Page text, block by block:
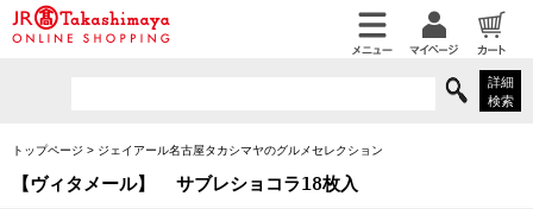
詳細
検索
トップページ > ジェイアール名古屋タカシマヤのグルメセレクション
【ヴィタメール】 サブレショコラ18枚入